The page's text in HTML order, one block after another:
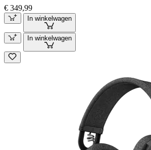
€ 349,99
In winkelwagen
In winkelwagen